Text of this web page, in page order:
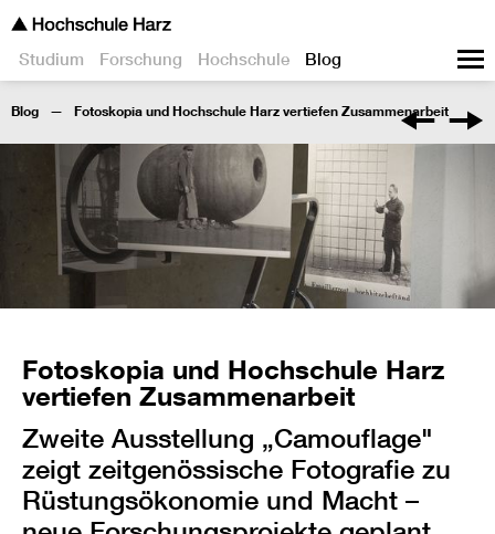
Studium Forschung Hochschule Blog
Blog Fotoskopia und Hochschule Harz vertiefen Zusammenarbeit
Fotoskopia und Hochschule Harz
vertiefen Zusammenarbeit
Zweite Ausstellung „Camouflage"
zeigt zeitgenössische Fotografie zu
Rüstungsökonomie und Macht –